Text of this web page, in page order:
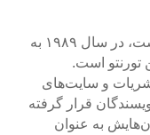
مرضیه ستوده متولد تهران سال ۱۳۳۶ است، در سال ۱۹۸۹ به
تورنتو است.
و سایت‌های
قرار گرفته
به عنوان